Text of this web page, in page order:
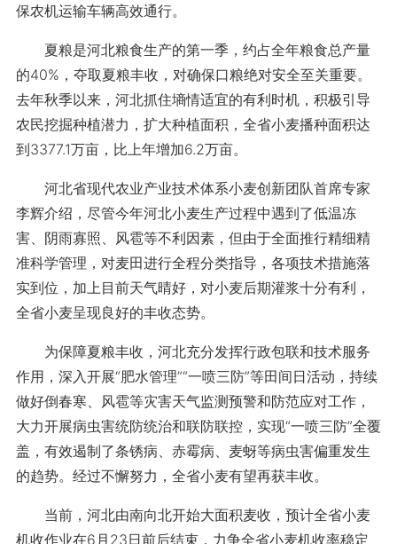
保农机运输车辆高效通行。
夏粮是河北粮食生产的第一季，约占全年粮食总产量
的40%，夺取夏粮丰收，对确保口粮绝对安全至关重要。
去年秋季以来，河北抓住墒情适宜的有利时机，积极引导
农民挖掘种植潜力，扩大种植面积，全省小麦播种面积达
到3377.1万亩，比上年增加6.2万亩。
河北省现代农业产业技术体系小麦创新团队首席专家
李辉介绍，尽管今年河北小麦生产过程中遇到了低温冻
害、阴雨寡照、风雹等不利因素，但由于全面推行精细精
准科学管理，对麦田进行全程分类指导，各项技术措施落
实到位，加上目前天气晴好，对小麦后期灌浆十分有利，
全省小麦呈现良好的丰收态势。
为保障夏粮丰收，河北充分发挥行政包联和技术服务
作用，深入开展“肥水管理”“一喷三防”等田间日活动，持续
做好倒春寒、风雹等灾害天气监测预警和防范应对工作，
大力开展病虫害统防统治和联防联控，实现“一喷三防”全覆
盖，有效遏制了条锈病、赤霉病、麦蚜等病虫害偏重发生
的趋势。经过不懈努力，全省小麦有望再获丰收。
当前，河北由南向北开始大面积麦收，预计全省小麦
机收作业在6月23日前后结束，力争全省小麦机收率稳定